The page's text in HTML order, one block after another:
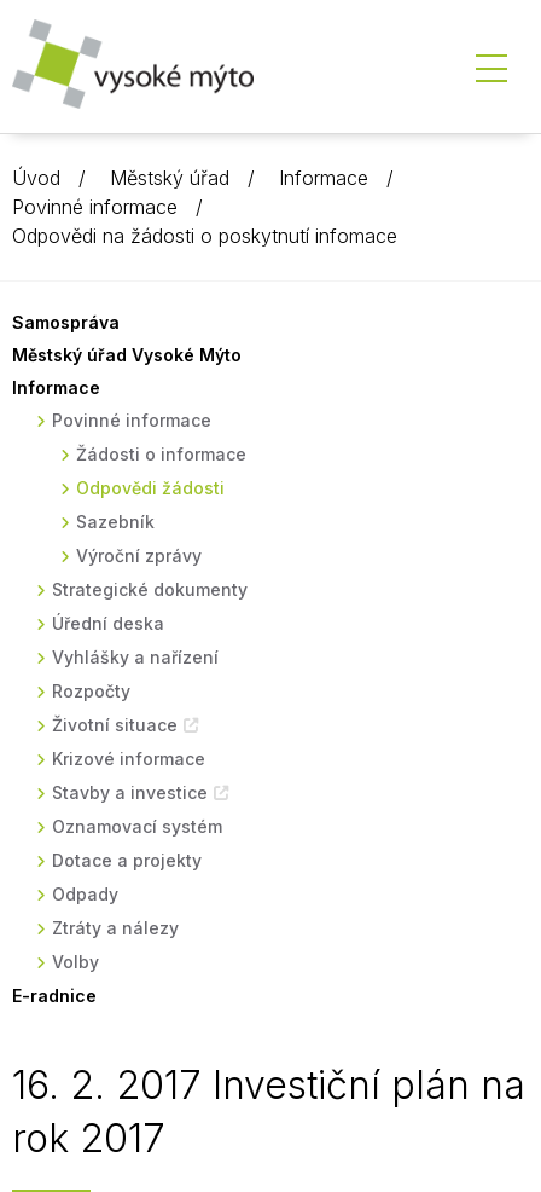
Úvod Městský úřad
Informace
Povinné informace
Odpovědi na žádosti o poskytnutí infomace
Samospráva
Městský úřad Vysoké Mýto
Informace
Povinné informace
Žádosti o informace
Odpovědi žádosti
Sazebník
Výroční zprávy
Strategické dokumenty
Úřední deska
Vyhlášky a nařízení
Rozpočty
Životní situace
Krizové informace
Stavby a investice
Oznamovací systém
Dotace a projekty
Odpady
Ztráty a nálezy
Volby
E-radnice
16. 2. 2017 Investiční plán na
rok 2017